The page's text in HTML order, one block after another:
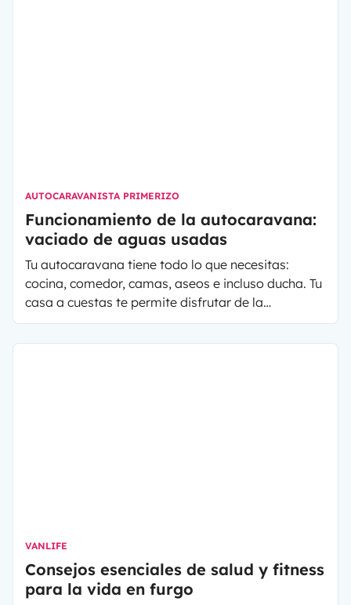
AUTOCARAVANISTA PRIMERIZO
Funcionamiento de la autocaravana:
vaciado de aguas usadas
Tu autocaravana tiene todo lo que necesitas:
cocina, comedor, camas, aseos e incluso ducha. Tu
casa a cuestas te permite disfrutar de la
naturaleza y del entorno, con toda la comodidad y
VANLIFE
Consejos esenciales de salud y fitness
para la vida en furgo